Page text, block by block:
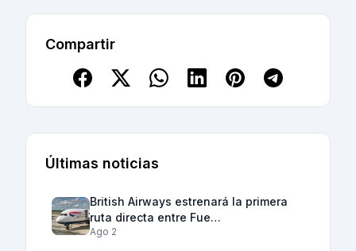
Compartir
Últimas noticias
British Airways estrenará la primera
ruta directa entre Fue…
Ago 2